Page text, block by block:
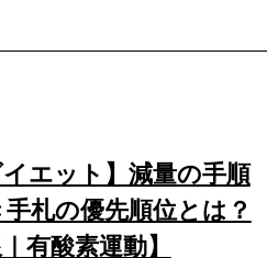
イエット】減量の手順
札の優先順位とは？
有酸素運動】